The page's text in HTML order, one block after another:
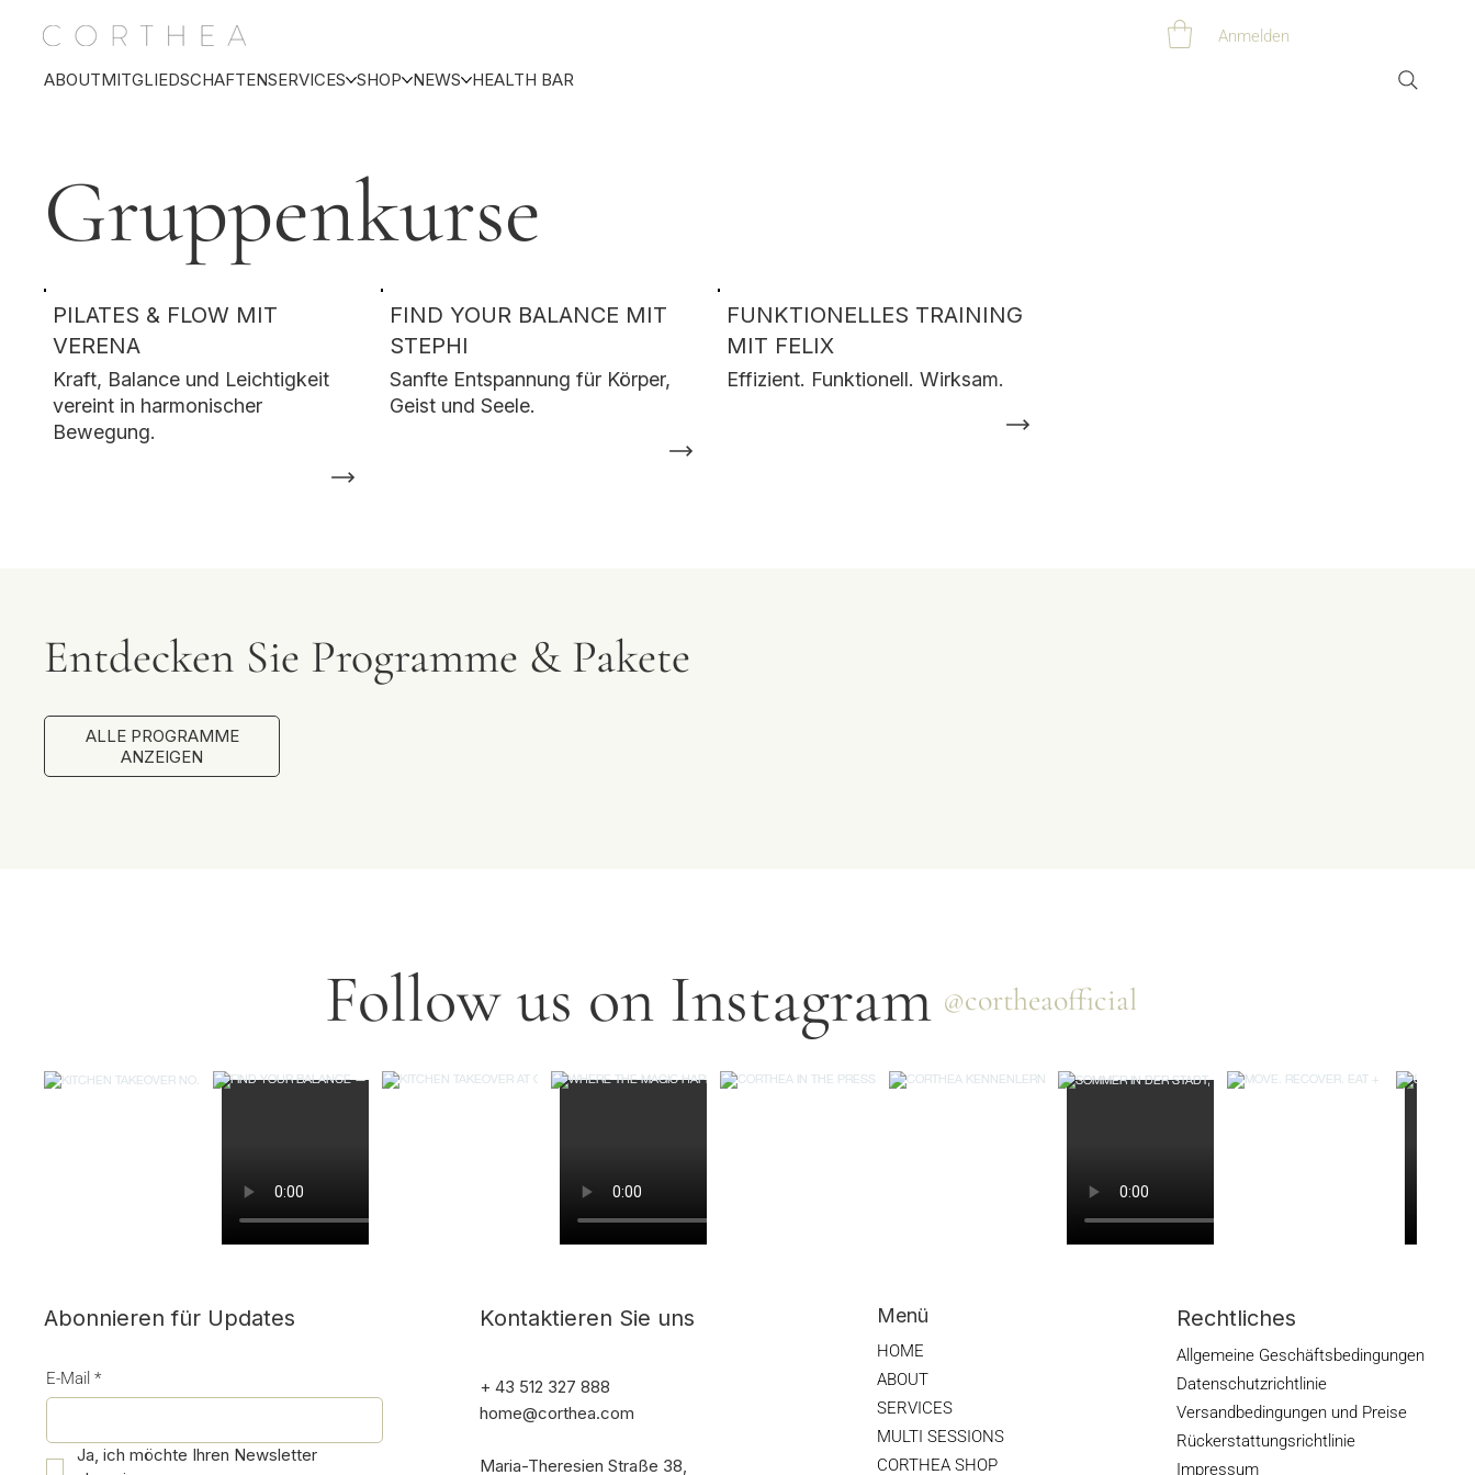
ABOUTMITGLIEDSCHAFTENSERVICES SHOP NEWS HEALTH BAR
Anmelden
Gruppenkurse
PILATES & FLOW MIT
VERENA
Kraft, Balance und Leichtigkeit
vereint in harmonischer
Bewegung.
FIND YOUR BALANCE MIT
STEPHI
Sanfte Entspannung für Körper,
Geist und Seele.
FUNKTIONELLES TRAINING
MIT FELIX
Effizient. Funktionell. Wirksam.
Entdecken Sie Programme & Pakete
ALLE PROGRAMME
ANZEIGEN
Follow us on Instagram @cortheaofficial
Menü
HOME
ABOUT
SERVICES
MULTI SESSIONS
CORTHEA SHOP
Kontaktieren Sie uns
+ 43 512 327 888
home@corthea.com
Maria-Theresien Straße 38,
Abonnieren für Updates
E-Mail *
Ja, ich möchte Ihren Newsletter
Rechtliches
Allgemeine Geschäftsbedingungen
Datenschutzrichtlinie
Versandbedingungen und Preise
Rückerstattungsrichtlinie
Impressum